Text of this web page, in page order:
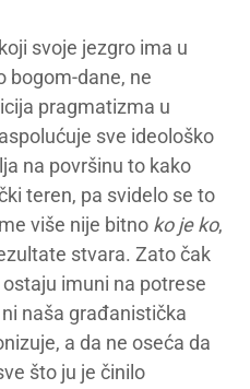
svoje jezgro ima u
bogom-dane, ne
pragmatizma u
sve ideološko
na površinu to kako
teren, pa svidelo se to
više nije bitno ko je ko,
stvara. Zato čak
imuni na potrese
naša građanistička
a da ne oseća da
što ju je činilo